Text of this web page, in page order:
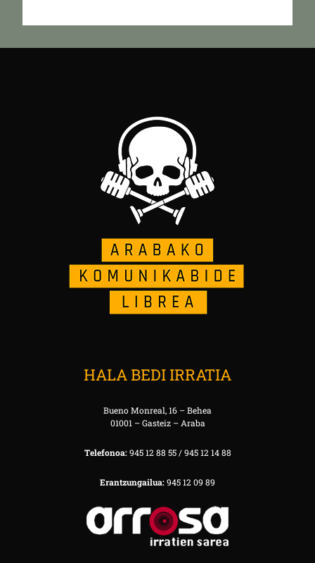
HALA BEDI IRRATIA
Bueno Monreal, 16 – Behea
01001 – Gasteiz – Araba
Telefonoa:945 12 88 55 / 945 12 14 88
Erantzungailua:945 12 09 89